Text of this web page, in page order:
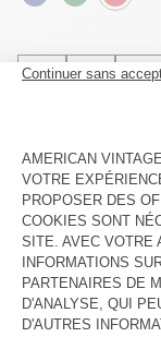
3 5 7
VOIR LE LOOK